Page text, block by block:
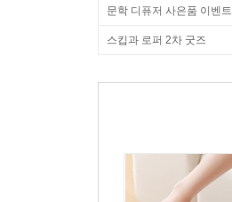
문학 디퓨저 사은품 이벤트
스킵과 로퍼 2차 굿즈